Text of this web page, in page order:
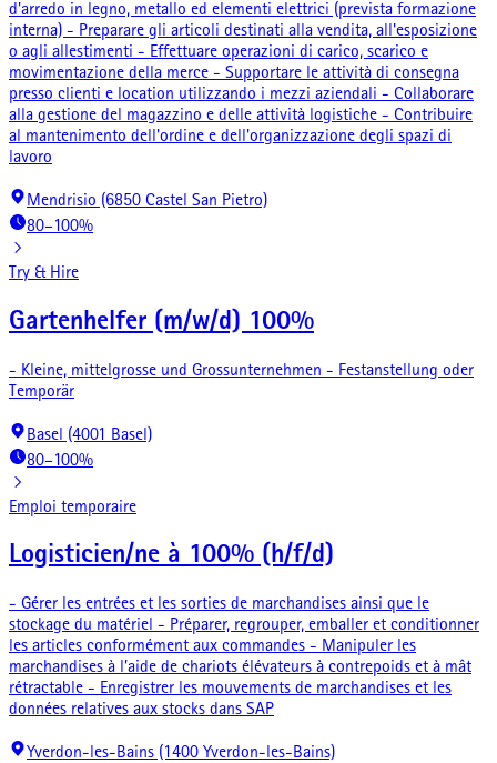
d'arredo in legno, metallo ed elementi elettrici (prevista formazione
interna) - Preparare gli articoli destinati alla vendita, all'esposizione
o agli allestimenti - Effettuare operazioni di carico, scarico e
movimentazione della merce - Supportare le attività di consegna
presso clienti e location utilizzando i mezzi aziendali - Collaborare
alla gestione del magazzino e delle attività logistiche - Contribuire
al mantenimento dell'ordine e dell'organizzazione degli spazi di
lavoro
Mendrisio (6850 Castel San Pietro)
80–100%
Try & Hire
Gartenhelfer (m/w/d) 100%
- Kleine, mittelgrosse und Grossunternehmen - Festanstellung oder
Temporär
Basel (4001 Basel)
80–100%
Emploi temporaire
Logisticien/ne à 100% (h/f/d)
- Gérer les entrées et les sorties de marchandises ainsi que le
stockage du matériel - Préparer, regrouper, emballer et conditionner
les articles conformément aux commandes - Manipuler les
marchandises à l’aide de chariots élévateurs à contrepoids et à mât
rétractable - Enregistrer les mouvements de marchandises et les
données relatives aux stocks dans SAP
Yverdon-les-Bains (1400 Yverdon-les-Bains)